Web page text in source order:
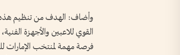
وأضاف: الهدف من تنظيم هذه
القوي للاعبين والأجهزة
فرصة مهمة لمنتخب الإمارات